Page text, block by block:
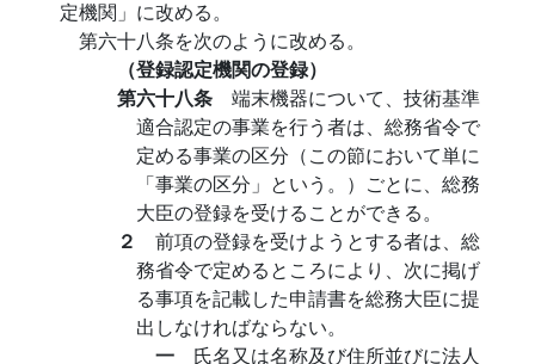
定機関」に改める。
第六十八条を次のように改める。
（登録認定機関の登録）
第六十八条 端末機器について、技術基準
適合認定の事業を行う者は、総務省令で
定める事業の区分（この節において単に
「事業の区分」という。）ごとに、総務
大臣の登録を受けることができる。
２ 前項の登録を受けようとする者は、総
務省令で定めるところにより、次に掲げ
る事項を記載した申請書を総務大臣に提
出しなければならない。
一 氏名又は名称及び住所並びに法人